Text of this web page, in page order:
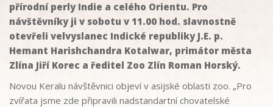
přírodní perly Indie a celého Orientu. Pro
návštěvníky ji v sobotu v 11.00 hod. slavnostně
otevřeli velvyslanec Indické republiky J.E. p.
Hemant Harishchandra Kotalwar, primátor města
Zlína Jiří Korec a ředitel Zoo Zlín Roman Horský.
Novou Keralu návštěvnici objeví v asijské oblasti zoo. „Pro
zvířata jsme zde připravili nadstandartní chovatelské